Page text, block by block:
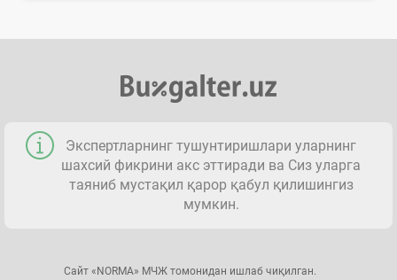
Экспертларнинг тушунтиришлари уларнинг
шахсий фикрини акс эттиради ва Сиз уларга
таяниб мустақил қарор қабул қилишингиз
мумкин.
Сайт «NORMA» МЧЖ томонидан ишлаб чиқилган.